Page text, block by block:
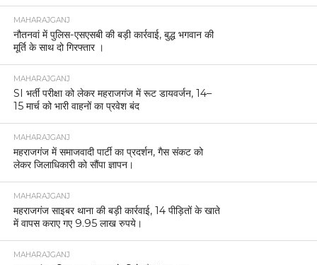
MAHARAJGANJ
नौतनवां में पुलिस-एसएसबी की बड़ी कार्रवाई, बुद्ध भगवान की
मूर्ति के साथ दो गिरफ्तार ।
MAHARAJGANJ
SI भर्ती परीक्षा को लेकर महराजगंज में रूट डायवर्जन, 14–
15 मार्च को भारी वाहनों का प्रवेश बंद
MAHARAJGANJ
महराजगंज में समाजवादी पार्टी का प्रदर्शन, गैस संकट को
लेकर जिलाधिकारी को सौंपा ज्ञापन।
MAHARAJGANJ
महराजगंज साइबर थाना की बड़ी कार्रवाई, 14 पीड़ितों के खाते
में वापस कराए गए 9.95 लाख रुपये।
MAHARAJGANJ